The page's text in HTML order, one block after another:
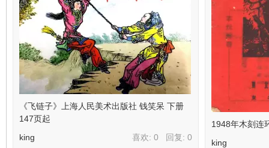
1948年木刻连
king
《飞链子》上海人民美术出版社 钱笑呆 下册
147页起
喜欢: 0 回复: 0
king